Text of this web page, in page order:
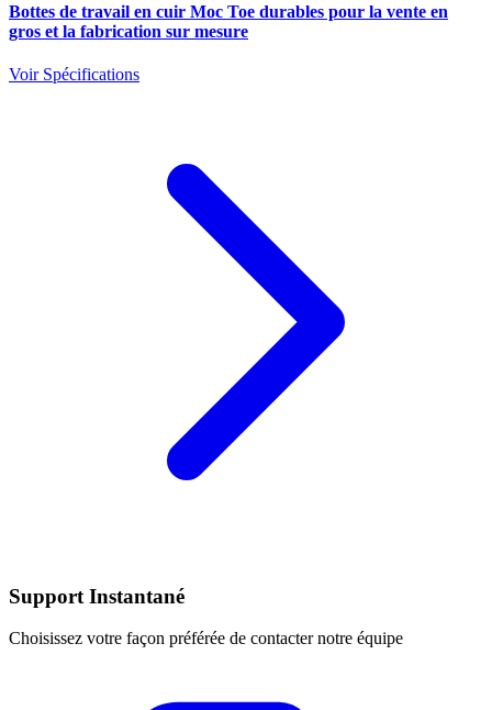
Bottes de travail en cuir Moc Toe durables pour la vente en
gros et la fabrication sur mesure
Voir Spécifications
Support Instantané
Choisissez votre façon préférée de contacter notre équipe